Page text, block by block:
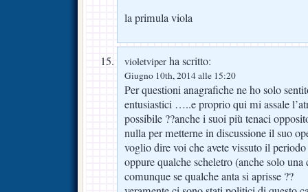
la primula viola
violetviper ha scritto:
Giugno 10th, 2014 alle 15:20
Per questioni anagrafiche ne ho solo
entusiastici …..e proprio qui mi assale
possibile ??anche i suoi più tenaci
nulla per metterne in discussione il suo
voglio dire voi che avete vissuto il
oppure qualche scheletro (anche solo
comunque se qualche anta si aprisse ??